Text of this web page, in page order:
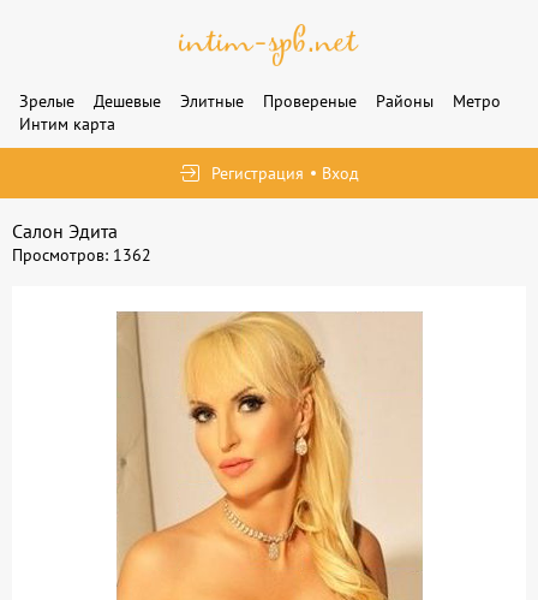
Зрелые Дешевые Элитные Провереные Районы
Метро
Интим карта
Регистрация Вход
Салон Эдита
Просмотров: 1362